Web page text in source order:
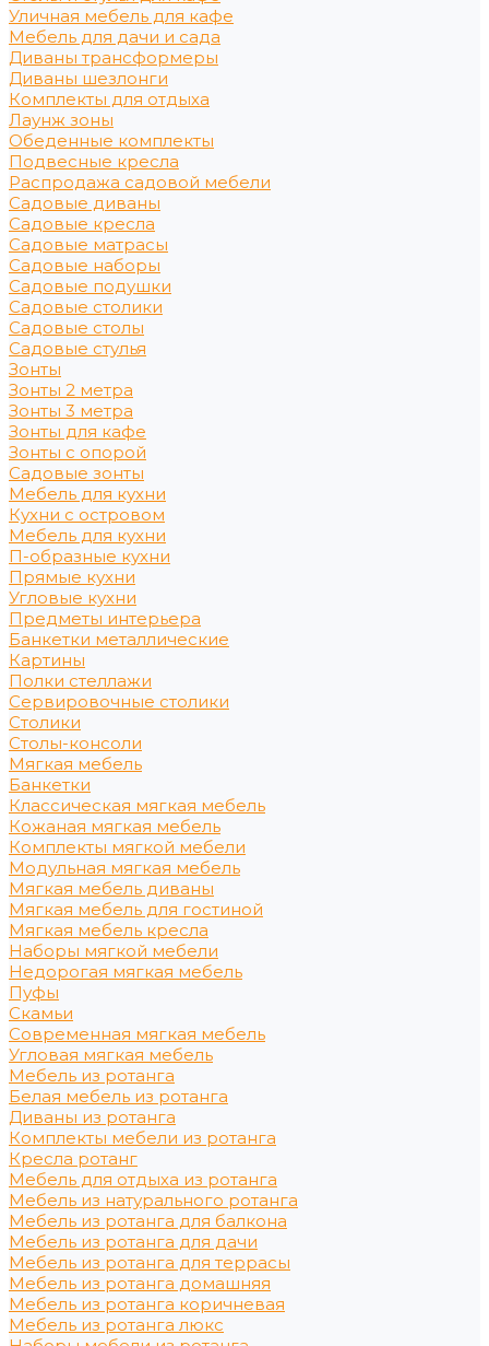
Уличная мебель для кафе
Мебель для дачи и сада
Диваны трансформеры
Диваны шезлонги
Комплекты для отдыха
Лаунж зоны
Обеденные комплекты
Подвесные кресла
Распродажа садовой мебели
Садовые диваны
Садовые кресла
Садовые матрасы
Садовые наборы
Садовые подушки
Садовые столики
Садовые столы
Садовые стулья
Зонты
Зонты 2 метра
Зонты 3 метра
Зонты для кафе
Зонты с опорой
Садовые зонты
Мебель для кухни
Кухни с островом
Мебель для кухни
П-образные кухни
Прямые кухни
Угловые кухни
Предметы интерьера
Банкетки металлические
Картины
Полки стеллажи
Сервировочные столики
Столики
Столы-консоли
Мягкая мебель
Банкетки
Классическая мягкая мебель
Кожаная мягкая мебель
Комплекты мягкой мебели
Модульная мягкая мебель
Мягкая мебель диваны
Мягкая мебель для гостиной
Мягкая мебель кресла
Наборы мягкой мебели
Недорогая мягкая мебель
Пуфы
Скамьи
Современная мягкая мебель
Угловая мягкая мебель
Мебель из ротанга
Белая мебель из ротанга
Диваны из ротанга
Комплекты мебели из ротанга
Кресла ротанг
Мебель для отдыха из ротанга
Мебель из натурального ротанга
Мебель из ротанга для балкона
Мебель из ротанга для дачи
Мебель из ротанга для террасы
Мебель из ротанга домашняя
Мебель из ротанга коричневая
Мебель из ротанга люкс